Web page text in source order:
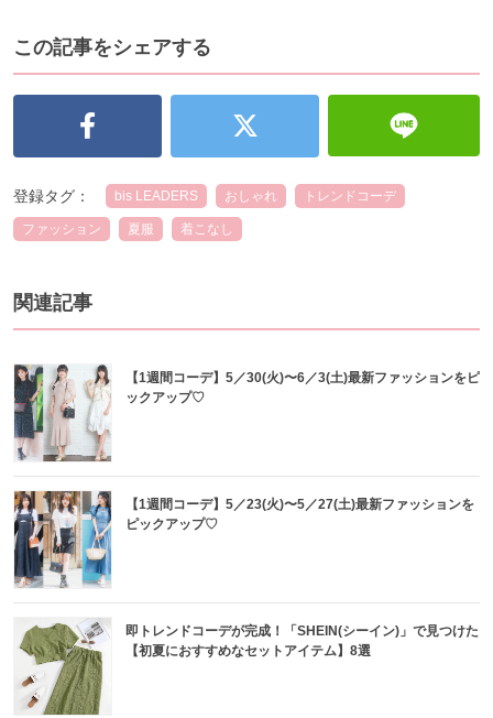
この記事をシェアする
登録タグ： bis LEADERS おしゃれ トレンドコーデ
ファッション 夏服 着こなし
関連記事
【1週間コーデ】5／30(火)〜6／3(土)最新ファッションをピ
ックアップ♡
【1週間コーデ】5／23(火)〜5／27(土)最新ファッションを
ピックアップ♡
即トレンドコーデが完成！「SHEIN(シーイン)」で見つけた
【初夏におすすめなセットアイテム】8選